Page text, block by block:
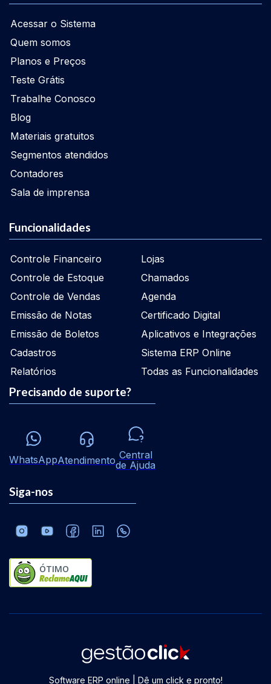
Acessar o Sistema
Quem somos
Planos e Preços
Teste Grátis
Trabalhe Conosco
Blog
Materiais gratuitos
Segmentos atendidos
Contadores
Sala de imprensa
Funcionalidades
Controle Financeiro
Controle de Estoque
Controle de Vendas
Emissão de Notas
Emissão de Boletos
Cadastros
Relatórios
Lojas
Chamados
Agenda
Certificado Digital
Aplicativos e Integrações
Sistema ERP Online
Todas as Funcionalidades
Precisando de suporte?
WhatsAppAtendimento Central
de Ajuda
Siga-nos
ÓTIMO
Software ERP online | Dê um click e pronto!